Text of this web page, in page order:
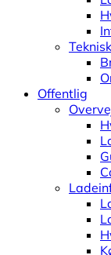
Offentlig